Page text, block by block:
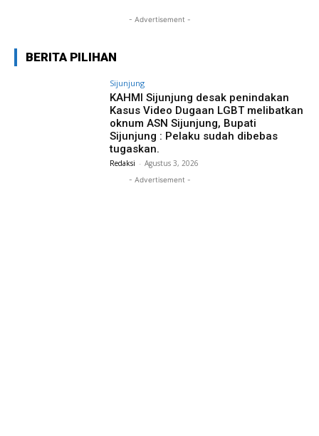
- Advertisement -
BERITA PILIHAN
Sijunjung
KAHMI Sijunjung desak penindakan
Kasus Video Dugaan LGBT melibatkan
oknum ASN Sijunjung, Bupati
Sijunjung : Pelaku sudah dibebas
tugaskan.
Redaksi - Agustus 3, 2026
- Advertisement -